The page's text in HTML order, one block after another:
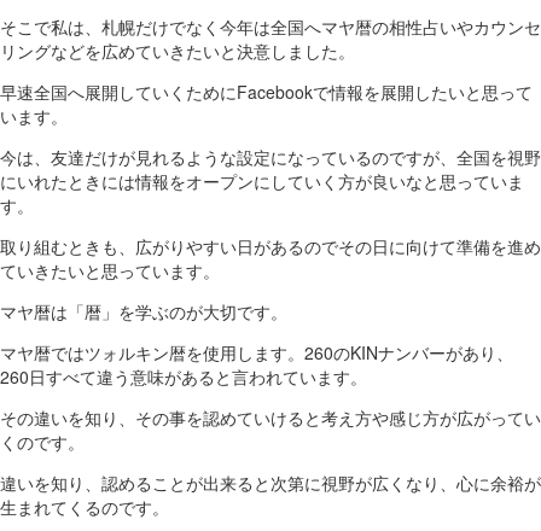
そこで私は、札幌だけでなく今年は全国へマヤ暦の相性占いやカウンセ
リングなどを広めていきたいと決意しました。
早速全国へ展開していくためにFacebookで情報を展開したいと思って
います。
今は、友達だけが見れるような設定になっているのですが、全国を視野
にいれたときには情報をオープンにしていく方が良いなと思っていま
す。
取り組むときも、広がりやすい日があるのでその日に向けて準備を進め
ていきたいと思っています。
マヤ暦は「暦」を学ぶのが大切です。
マヤ暦ではツォルキン暦を使用します。260のKINナンバーがあり、
260日すべて違う意味があると言われています。
その違いを知り、その事を認めていけると考え方や感じ方が広がってい
くのです。
違いを知り、認めることが出来ると次第に視野が広くなり、心に余裕が
生まれてくるのです。